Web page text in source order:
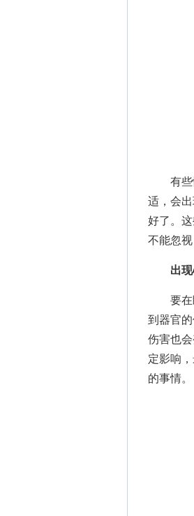
有些情
适，会
好了。
不能忽视
出
要在
到器官
伤害也
定影响
的事情。